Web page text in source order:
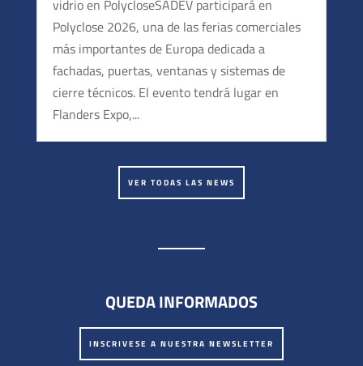
CONSTRUCT – Las piezas a medida para su
proyecto
Fabricamos sus piezas a medida, fuertes de
nuestra capacidad de ingeniería (departamento
de estudios técnicos interno) y de producción
Tipos de vidrio
Vidrio decorativo: enarenado, lacado,
impresión numérica, colorado, esmaltado.
De vidrio fotovoltaico.
vidrio en PolycloseSADEV participará en
Polyclose 2026, una de las ferias comerciales
más importantes de Europa dedicada a
fachadas, puertas, ventanas y sistemas de
cierre técnicos. El evento tendrá lugar en
Flanders Expo,...
VER TODAS LAS NEWS
QUEDA INFORMADOS
INSCRIVESE A NUESTRA NEWSLETTER